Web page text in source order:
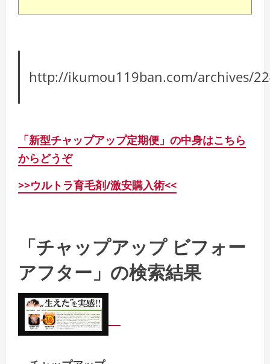
http://ikumou119ban.com/archives/
「新型チャップアップ定期便」の中身はこちら
からどうぞ
>>ウルトラ育毛剤/激安購入術<<
「チャップアップ ビフォー
アフター」の検索結果